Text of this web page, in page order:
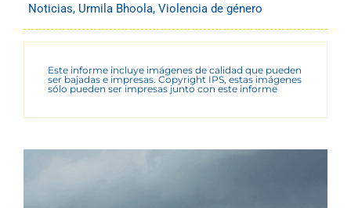
Noticias, Urmila Bhoola, Violencia de género
Este informe incluye imágenes de calidad que pueden
ser bajadas e impresas. Copyright IPS, estas imágenes
sólo pueden ser impresas junto con este informe